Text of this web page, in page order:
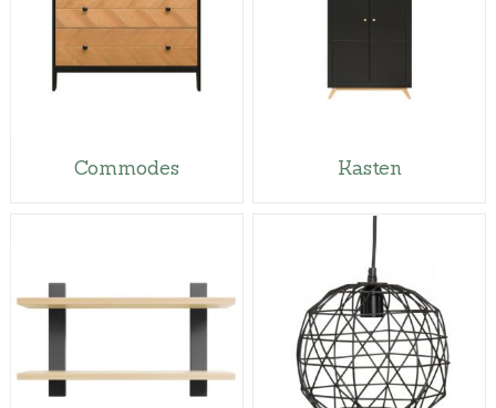
Commodes Kasten